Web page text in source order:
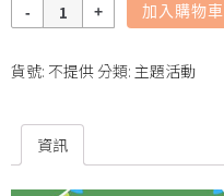
量
加入購物車
貨號: 不提供分類: 主題活動
資訊